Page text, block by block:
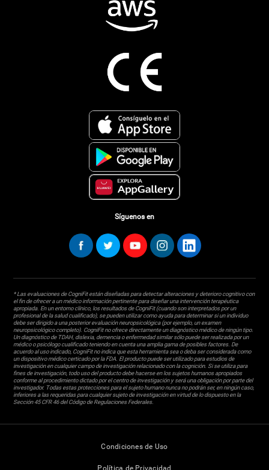
Síguenos en
* Las evaluaciones de CogniFit están diseñadas para detectar alteraciones y deterioro cognitivo con
el fin de ofrecer a un médico información pertinente para diseñar una intervención terapéutica
apropiada. En un entorno clínico, los resultados de CogniFit (cuando son interpretados por un
profesional de la salud cualificado), se pueden utilizar como ayuda para determinar si un individuo
debe ser dirigido a una posterior evaluación neuropsicológica (por ejemplo, un examen
neuropsicológico completo). CogniFit no ofrece directamente un diagnóstico médico de ningún tipo.
Un diagnóstico de TDAH, dislexia, demencia o enfermedad similar sólo puede ser realizada por un
médico o psicólogo cualificado teniendo en cuenta una amplia gama de posibles factores. De
acuerdo al uso indicado, CogniFit no indica que esta herramienta sea o deba ser considerada como
un dispositivo médico certicado por la FDA. El producto puede ser utilizado para estudios de
investigación en cualquier campo de investigación relacionado con la cognición. Si se utiliza para
fines de investigación, todo uso del producto debe hacerse en los sujetos humanos apropiados
conforme al procedimiento dictado por el centro de investigación y será una obligación por parte del
investigador. Todas estas protecciones para el sujeto humano nunca no podrán ser, en ningún caso,
inferiores a las requeridas para cualquier sujeto de investigación en virtud de lo dispuesto en la
Sección 45 CFR 46 del Código de Regulaciones Federales.
Condiciones de Uso